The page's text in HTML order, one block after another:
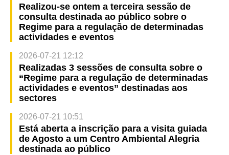
Realizou-se ontem a terceira sessão de
consulta destinada ao público sobre o
Regime para a regulação de determinadas
actividades e eventos
2026-07-21 12:12
Realizadas 3 sessões de consulta sobre o
“Regime para a regulação de determinadas
actividades e eventos” destinadas aos
sectores
2026-07-21 10:51
Está aberta a inscrição para a visita guiada
de Agosto a um Centro Ambiental Alegria
destinada ao público